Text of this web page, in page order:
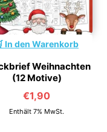
In den Warenkorb
Weihnachten
(12 Motive)
€1,90
Enthält 7% MwSt.